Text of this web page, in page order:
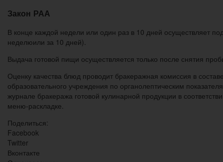
Закон РАА
В конце каждой недели или один раз в 10 дней осуществляет
неделюили за 10 дней).
Выдача готовой пищи осуществляется только после снятия
Оценку качества блюд проводит бракеражная комиссия в
образовательного учреждения по органолептическим
журнале бракеража готовой кулинарной продукции в
меню-раскладке.
Поделиться:
Facebook
Twitter
Вконтакте